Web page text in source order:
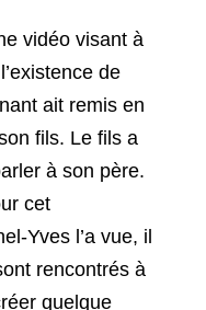
vidéo visant à
de
ait remis en
fils. Le fils a
à son père.
cet
Yves l’a vue, il
rencontrés à
quelque